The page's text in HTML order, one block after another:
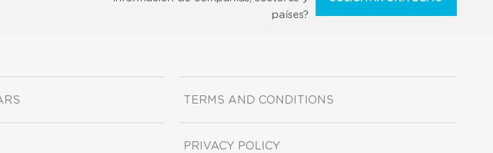
países?
TERMS AND CONDITIONS
PRIVACY POLICY